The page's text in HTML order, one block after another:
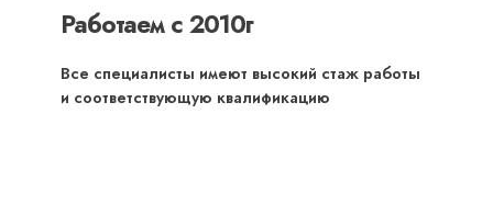
Работаем с 2010г
Все специалисты имеют высокий стаж работы
и соответствующую квалификацию